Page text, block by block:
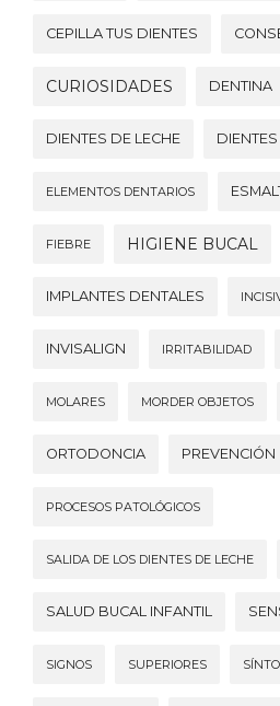
CEPILLA TUS DIENTES
CURIOSIDADES DENTINA
DIENTES DE LECHE
ELEMENTOS DENTARIOS
FIEBRE HIGIENE BUCAL
IMPLANTES DENTALES
INVISALIGN IRRITABILIDAD
MOLARES MORDER OBJETOS
ORTODONCIA PREVENCIÓN
PROCESOS PATOLÓGICOS
SALIDA DE LOS DIENTES DE LECHE
SALUD BUCAL INFANTIL
SIGNOS SUPERIORES